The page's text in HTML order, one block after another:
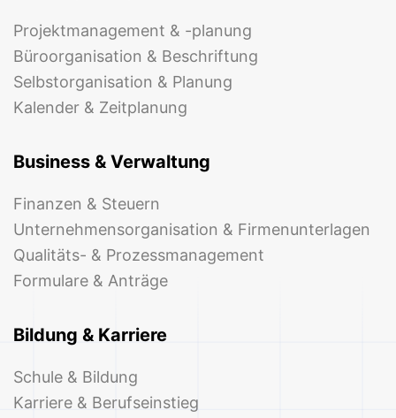
Projektmanagement & -planung
Büroorganisation & Beschriftung
Selbstorganisation & Planung
Kalender & Zeitplanung
Business & Verwaltung
Finanzen & Steuern
Unternehmensorganisation & Firmenunterlagen
Qualitäts- & Prozessmanagement
Formulare & Anträge
Bildung & Karriere
Schule & Bildung
Karriere & Berufseinstieg